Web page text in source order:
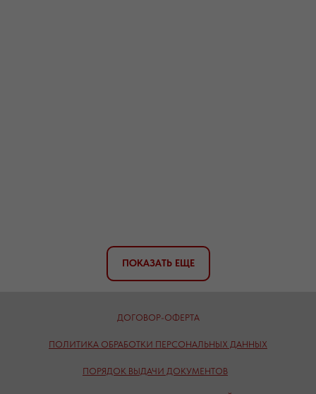
ПОКАЗАТЬ ЕЩЕ
ДОГОВОР-ОФЕРТА
ПОЛИТИКА ОБРАБОТКИ ПЕРСОНАЛЬНЫХ ДАННЫХ
ПОРЯДОК ВЫДАЧИ ДОКУМЕНТОВ